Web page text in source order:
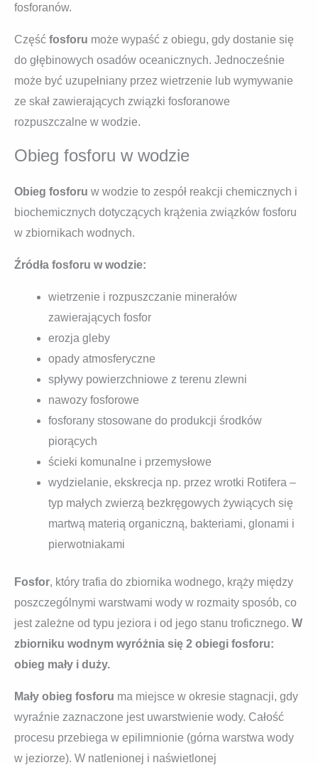
fosforanów.
Część fosforu może wypaść z obiegu, gdy dostanie się
do głębinowych osadów oceanicznych. Jednocześnie
może być uzupełniany przez wietrzenie lub wymywanie
ze skał zawierających związki fosforanowe
rozpuszczalne w wodzie.
Obieg fosforu w wodzie
Obieg fosforu w wodzie to zespół reakcji chemicznych i
biochemicznych dotyczących krążenia związków fosforu
w zbiornikach wodnych.
Źródła fosforu w wodzie:
wietrzenie i rozpuszczanie minerałów
zawierających fosfor
erozja gleby
opady atmosferyczne
spływy powierzchniowe z terenu zlewni
nawozy fosforowe
fosforany stosowane do produkcji środków
piorących
ścieki komunalne i przemysłowe
wydzielanie, ekskrecja np. przez wrotki Rotifera –
typ małych zwierzą bezkręgowych żywiących się
martwą materią organiczną, bakteriami, glonami i
pierwotniakami
Fosfor, który trafia do zbiornika wodnego, krąży między
poszczególnymi warstwami wody w rozmaity sposób, co
jest zależne od typu jeziora i od jego stanu troficznego. W
zbiorniku wodnym wyróżnia się 2 obiegi fosforu:
obieg mały i duży.
Mały obieg fosforu ma miejsce w okresie stagnacji, gdy
wyraźnie zaznaczone jest uwarstwienie wody. Całość
procesu przebiega w epilimnionie (górna warstwa wody
w jeziorze). W natlenionej i naświetlonej